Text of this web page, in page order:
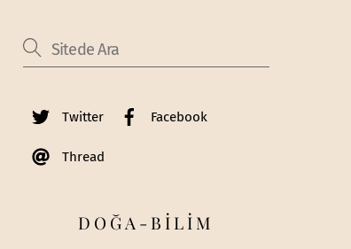
Twitter Facebook
Thread
DOĞA-BİLİM